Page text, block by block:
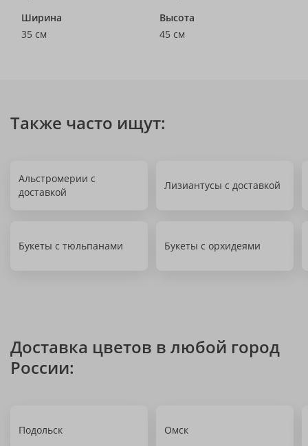
Ширина
35 см
Высота
45 см
Также часто ищут:
Альстромерии с
доставкой
Лизиантусы с доставкой
Букеты с тюльпанами Букеты с орхидеями
Доставка цветов в любой город
России:
Подольск Омск